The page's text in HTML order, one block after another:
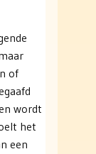
of
wordt
het
een